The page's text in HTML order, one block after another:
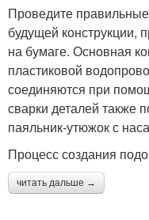
Проведите
будущей конструкции,
на бумаге. Основная
пластиковой
соединяются при
сварки деталей также
паяльник-утюжок с
Процесс создания
читать дальше →